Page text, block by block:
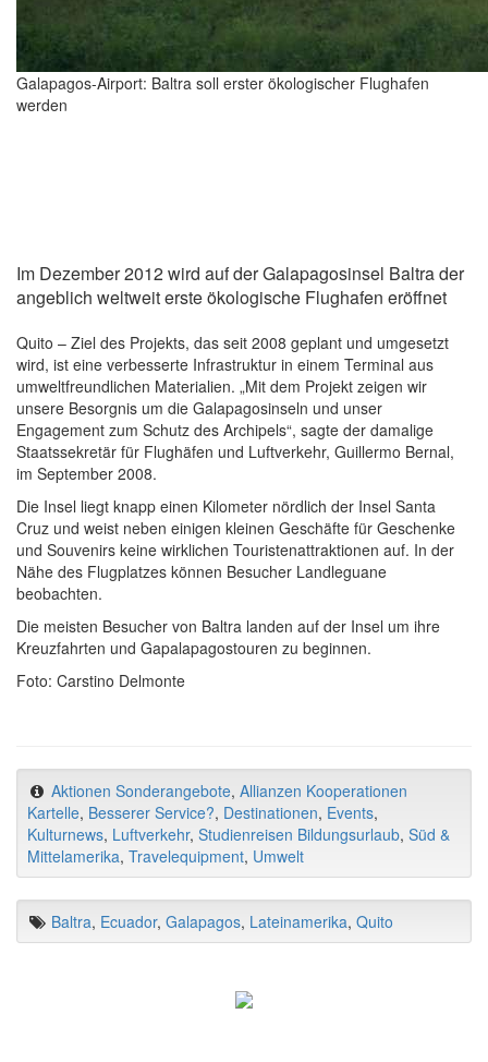
Galapagos-Airport: Baltra soll erster ökologischer Flughafen
werden
Im Dezember 2012 wird auf der Galapagosinsel Baltra der
angeblich weltweit erste ökologische Flughafen eröffnet
Quito – Ziel des Projekts, das seit 2008 geplant und umgesetzt
wird, ist eine verbesserte Infrastruktur in einem Terminal aus
umweltfreundlichen Materialien. „Mit dem Projekt zeigen wir
unsere Besorgnis um die Galapagosinseln und unser
Engagement zum Schutz des Archipels“, sagte der damalige
Staatssekretär für Flughäfen und Luftverkehr, Guillermo Bernal,
im September 2008.
Die Insel liegt knapp einen Kilometer nördlich der Insel Santa
Cruz und weist neben einigen kleinen Geschäfte für Geschenke
und Souvenirs keine wirklichen Touristenattraktionen auf. In der
Nähe des Flugplatzes können Besucher Landleguane
beobachten.
Die meisten Besucher von Baltra landen auf der Insel um ihre
Kreuzfahrten und Gapalapagostouren zu beginnen.
Foto: Carstino Delmonte
Aktionen Sonderangebote, Allianzen Kooperationen
Kartelle, Besserer Service?, Destinationen, Events,
Kulturnews, Luftverkehr, Studienreisen Bildungsurlaub, Süd &
Mittelamerika, Travelequipment, Umwelt
Baltra, Ecuador, Galapagos, Lateinamerika, Quito